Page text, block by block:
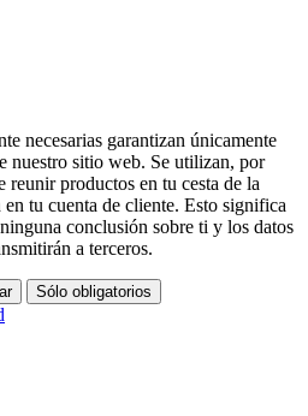
necesarias garantizan únicamente
nuestro sitio web. Se utilizan, por
reunir productos en tu cesta de la
tu cuenta de cliente. Esto significa
conclusión sobre ti y los datos
a terceros.
Sólo obligatorios